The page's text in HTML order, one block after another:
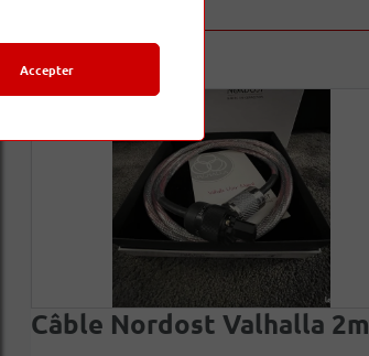
Câble Nordost Valhalla 2m
Accepter